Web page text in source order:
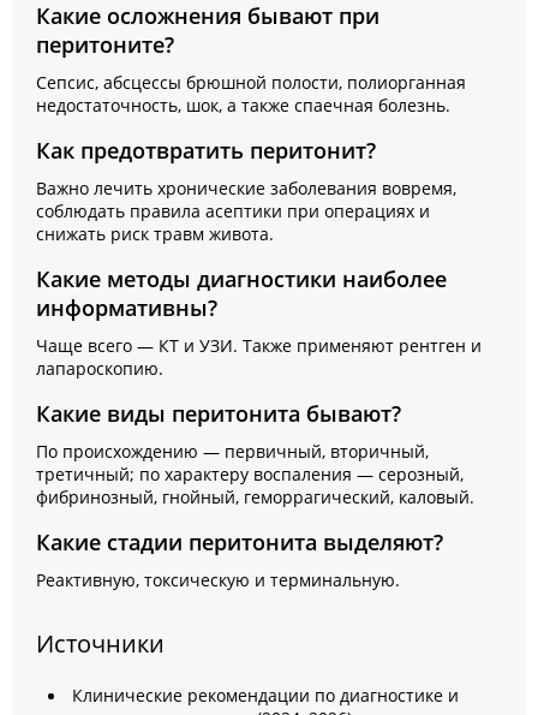
Какие осложнения бывают при
перитоните?
Сепсис, абсцессы брюшной полости, полиорганная
недостаточность, шок, а также спаечная болезнь.
Как предотвратить перитонит?
Важно лечить хронические заболевания вовремя,
соблюдать правила асептики при операциях и
снижать риск травм живота.
Какие методы диагностики наиболее
информативны?
Чаще всего — КТ и УЗИ. Также применяют рентген и
лапароскопию.
Какие виды перитонита бывают?
По происхождению — первичный, вторичный,
третичный; по характеру воспаления — серозный,
фибринозный, гнойный, геморрагический, каловый.
Какие стадии перитонита выделяют?
Реактивную, токсическую и терминальную.
Источники
Клинические рекомендации по диагностике и